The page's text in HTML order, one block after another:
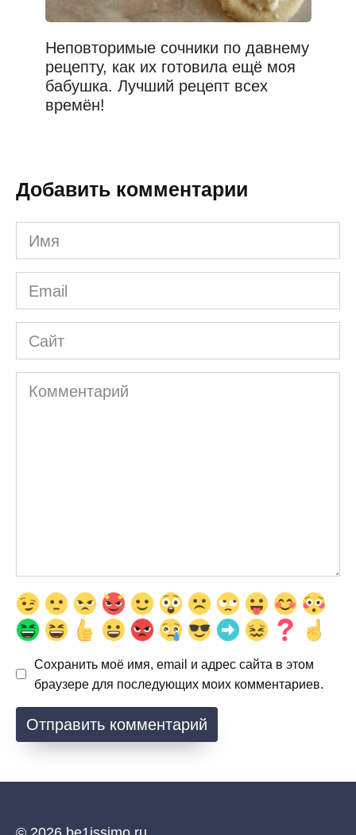
Неповторимые сочники по давнему
рецепту, как их готовила ещё моя
бабушка. Лучший рецепт всех
времён!
Добавить комментарии
Имя
*
Email
*
Сайт
Комментарий
Сохранить моё имя, email и адрес сайта в этом
браузере для последующих моих комментариев.